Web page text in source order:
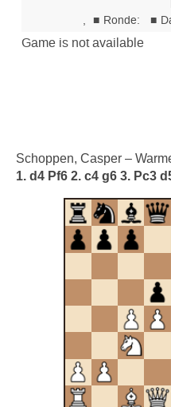
Schoppen, Casper –
1. d4 Pf6 2. c4 g6 3. Pc3